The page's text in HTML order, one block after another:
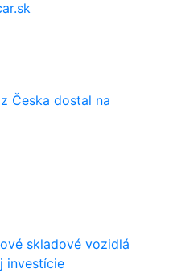
Česka dostal na
skladové vozidlá
investície